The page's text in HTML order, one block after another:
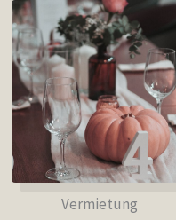
Vermietung